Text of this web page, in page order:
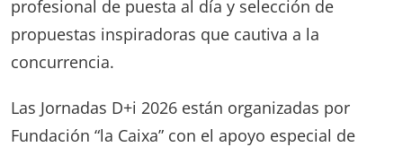
profesional de puesta al día y selección de
propuestas inspiradoras que cautiva a la
concurrencia.
Las Jornadas D+i 2026 están organizadas por
Fundación “la Caixa” con el apoyo especial de